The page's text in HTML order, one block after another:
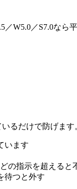
W5.0／S7.0なら平
るだけで防げます
います
の指示を超えると
待つと外す